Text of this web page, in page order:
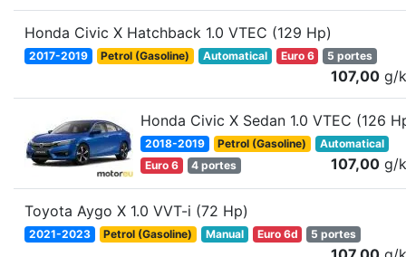
Honda Civic X Hatchback 1.0 VTEC (129 Hp)
2017-2019 Petrol (Gasoline) Automatical Euro 6 5 portes
107,00 g/
Honda Civic X Sedan 1.0 VTEC (126
2018-2019 Petrol (Gasoline)
Automatical
Euro 6
4 portes 107,00 g/
Toyota Aygo X 1.0 VVT-i (72 Hp)
2021-2023 Petrol (Gasoline) Manual Euro 6d 5 portes